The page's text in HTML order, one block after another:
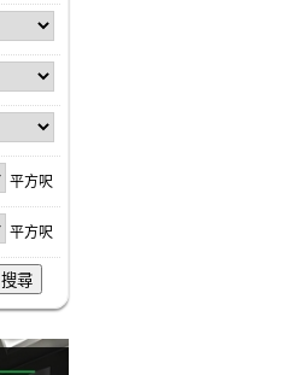
平方呎
平方呎
搜尋